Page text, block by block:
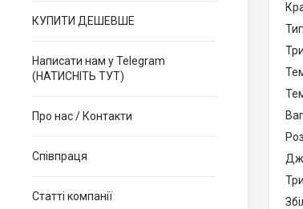
КУПИТИ ДЕШЕВШЕ
Написати нам у Telegram
(НАТИСНІТЬ ТУТ)
Про нас / Контакти
Співпраця
Статті компанії